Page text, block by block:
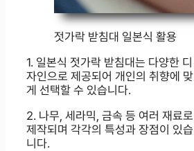
젓가락 받침대 일본식 활용
1. 일본식 젓가락 받침대는 다양한 디
자인으로 제공되어 개인의 취향에 맞
게 선택할 수 있습니다.
2. 나무, 세라믹, 금속 등 여러 재료로
제작되며 각각의 특성과 장점이 있습
니다.